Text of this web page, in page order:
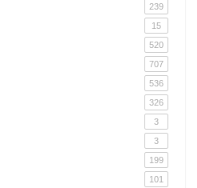
239
15
520
707
536
326
3
3
199
101